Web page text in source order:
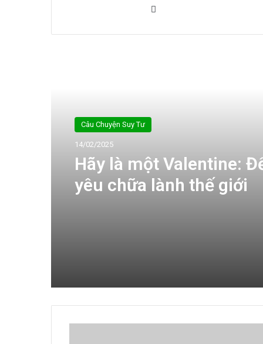
Câu Chuyện Suy Tư
14/02/2025
Hãy là một Valentine:
yêu chữa lành thế giới